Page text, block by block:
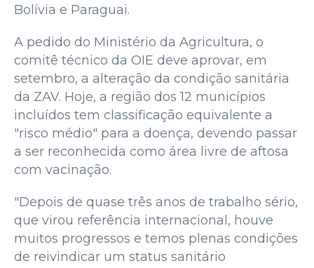
Bolívia e Paraguai.
A pedido do Ministério da Agricultura, o
comitê técnico da OIE deve aprovar, em
setembro, a alteração da condição sanitária
da ZAV. Hoje, a região dos 12 municípios
incluídos tem classificação equivalente a
"risco médio" para a doença, devendo passar
a ser reconhecida como área livre de aftosa
com vacinação.
"Depois de quase três anos de trabalho sério,
que virou referência internacional, houve
muitos progressos e temos plenas condições
de reivindicar um status sanitário